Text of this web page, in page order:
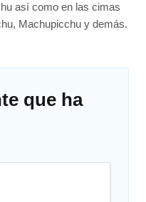
así como en las cimas
Machupicchu y demás.
que ha